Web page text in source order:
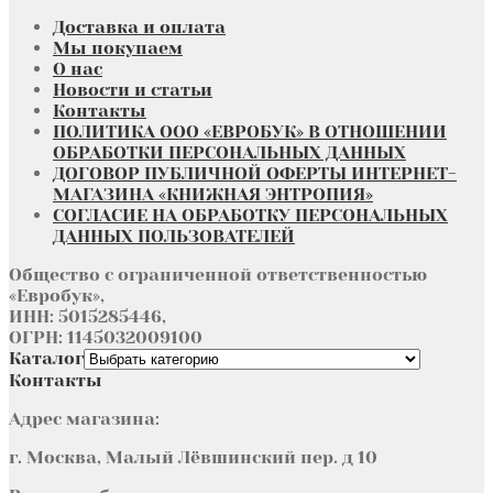
Доставка и оплата
Мы покупаем
О нас
Новости и статьи
Контакты
ПОЛИТИКА ООО «ЕВРОБУК» В ОТНОШЕНИИ
ОБРАБОТКИ ПЕРСОНАЛЬНЫХ ДАННЫХ
ДОГОВОР ПУБЛИЧНОЙ ОФЕРТЫ ИНТЕРНЕТ-
МАГАЗИНА «КНИЖНАЯ ЭНТРОПИЯ»
СОГЛАСИЕ НА ОБРАБОТКУ ПЕРСОНАЛЬНЫХ
ДАННЫХ ПОЛЬЗОВАТЕЛЕЙ
Общество с ограниченной ответственностью
«Евробук»,
ИНН: 5015285446,
ОГРН: 1145032009100
Каталог
Контакты
Адрес магазина:
г. Москва, Малый Лёвшинский пер. д 10